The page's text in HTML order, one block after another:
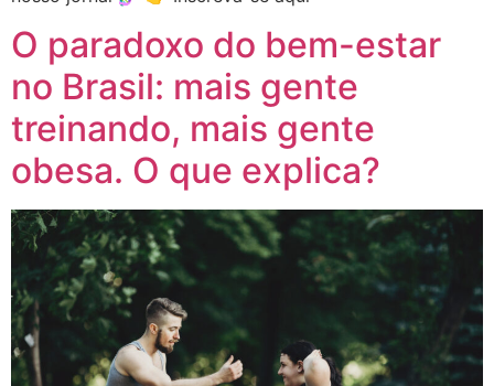
O paradoxo do bem-estar
no Brasil: mais gente
treinando, mais gente
obesa. O que explica?